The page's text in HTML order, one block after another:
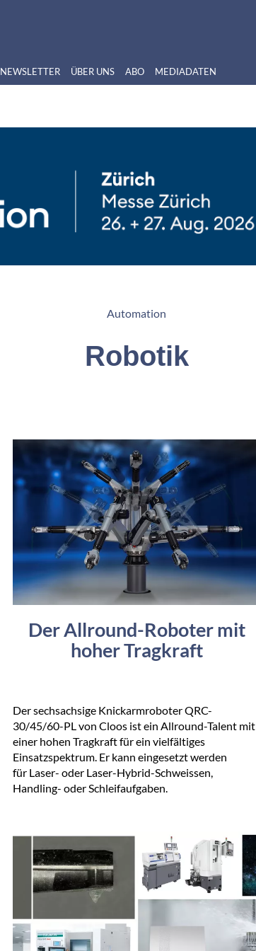
NEWSLETTER ÜBER UNS ABO MEDIADATEN
Automation
Robotik
Der Allround-Roboter mit
hoher Tragkraft
Der sechsachsige Knickarmroboter QRC-
30/45/60-PL von Cloos ist ein Allround-Talent mit
einer hohen Tragkraft für ein vielfältiges
Einsatzspektrum. Er kann eingesetzt werden
für Laser- oder Laser-Hybrid-Schweissen,
Handling- oder Schleifaufgaben.